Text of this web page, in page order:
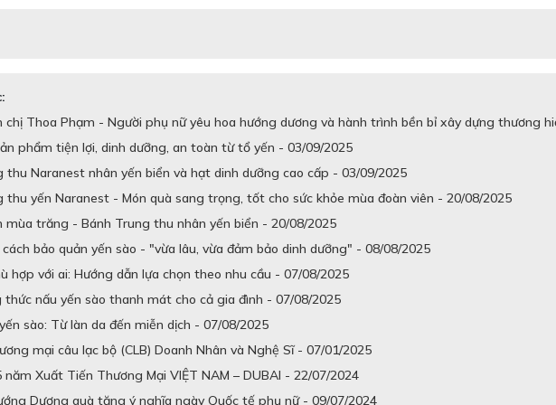
chị Thoa Phạm - Người phụ nữ yêu hoa hướng dương và hành trình bền bỉ xây dựng thương
phẩm tiện lợi, dinh dưỡng, an toàn từ tổ yến - 03/09/2025
thu Naranest nhân yến biển và hạt dinh dưỡng cao cấp - 03/09/2025
thu yến Naranest - Món quà sang trọng, tốt cho sức khỏe mùa đoàn viên - 20/08/2025
mùa trăng - Bánh Trung thu nhân yến biển - 20/08/2025
bảo quản yến sào - "vừa lâu, vừa đảm bảo dinh dưỡng" - 08/08/2025
hợp với ai: Hướng dẫn lựa chọn theo nhu cầu - 07/08/2025
thức nấu yến sào thanh mát cho cả gia đình - 07/08/2025
sào: Từ làn da đến miễn dịch - 07/08/2025
mại câu lạc bộ (CLB) Doanh Nhân và Nghệ Sĩ - 07/01/2025
năm Xuất Tiến Thương Mại VIỆT NAM – DUBAI - 22/07/2024
Dương quà tặng ý nghĩa ngày Quốc tế phụ nữ - 09/07/2024